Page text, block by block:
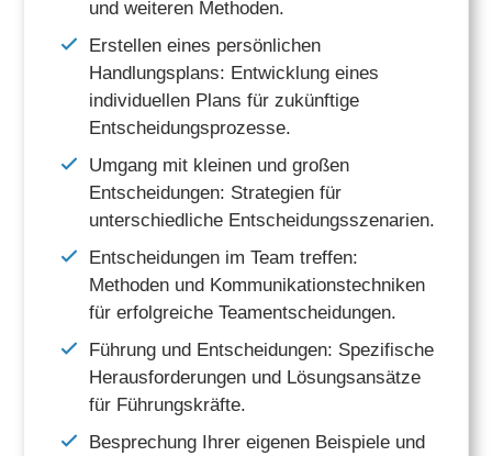
und weiteren Methoden.
Erstellen eines persönlichen
Handlungsplans: Entwicklung eines
individuellen Plans für zukünftige
Entscheidungsprozesse.
Umgang mit kleinen und großen
Entscheidungen: Strategien für
unterschiedliche Entscheidungsszenarien.
Entscheidungen im Team treffen:
Methoden und Kommunikationstechniken
für erfolgreiche Teamentscheidungen.
Führung und Entscheidungen: Spezifische
Herausforderungen und Lösungsansätze
für Führungskräfte.
Besprechung Ihrer eigenen Beispiele und